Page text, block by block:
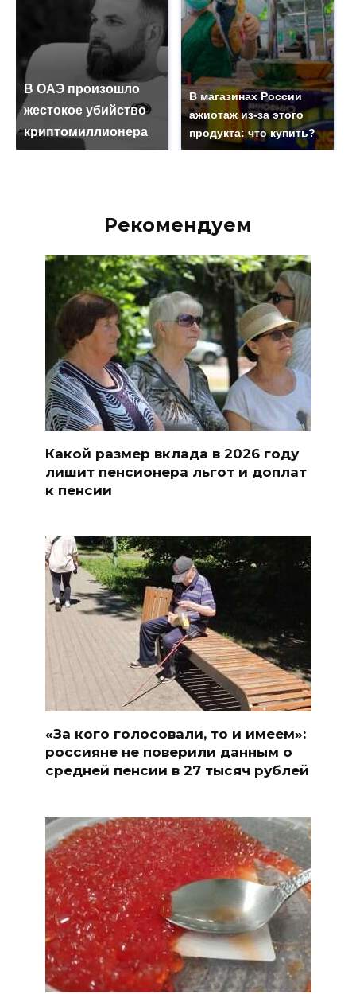
В ОАЭ произошло
жестокое убийство
криптомиллионера
В магазинах России
ажиотаж из-за этого
продукта: что купить?
Рекомендуем
Какой размер вклада в 2026 году
лишит пенсионера льгот и доплат
к пенсии
«За кого голосовали, то и имеем»:
россияне не поверили данным о
средней пенсии в 27 тысяч рублей